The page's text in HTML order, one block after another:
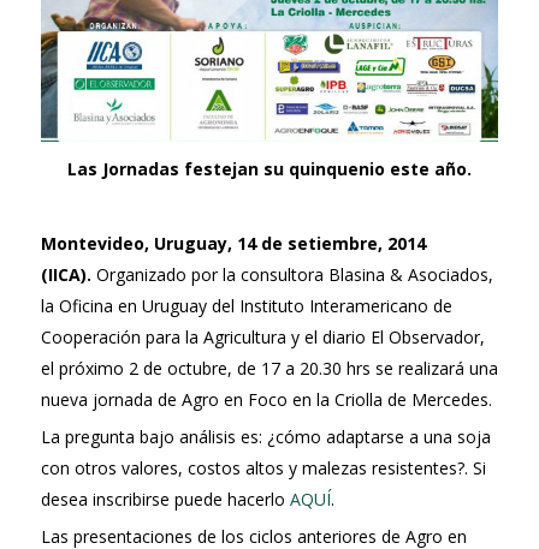
Las Jornadas festejan su quinquenio este año.
Montevideo, Uruguay, 14 de setiembre, 2014
(IICA). Organizado por la consultora Blasina & Asociados,
la Oficina en Uruguay del Instituto Interamericano de
Cooperación para la Agricultura y el diario El Observador,
el próximo 2 de octubre, de 17 a 20.30 hrs se realizará una
nueva jornada de Agro en Foco en la Criolla de Mercedes.
La pregunta bajo análisis es: ¿cómo adaptarse a una soja
con otros valores, costos altos y malezas resistentes?. Si
desea inscribirse puede hacerlo AQUÍ.
Las presentaciones de los ciclos anteriores de Agro en